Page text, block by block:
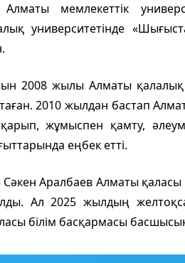
Алматы мемлекеттік
университетінде
2008 жылы Алматы
2010 жылдан бастап
жұмыспен қамту,
еңбек етті.
Аралбаев Алматы
Ал 2025 жылдың
білім басқармасы